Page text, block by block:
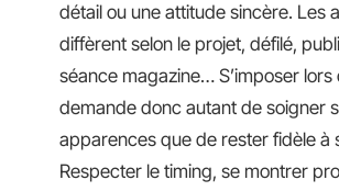
détail ou une attitude sincère. Les
diffèrent selon le projet, défilé,
séance magazine… S’imposer lors
demande donc autant de soigner
apparences que de rester fidèle à
Respecter le timing, se montrer